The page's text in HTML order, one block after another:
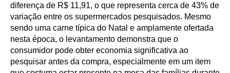
diferença de R$ 11,91, o que representa cerca de 43% de
variação entre os supermercados pesquisados. Mesmo
sendo uma carne típica do Natal e amplamente ofertada
nesta época, o levantamento demonstra que o
consumidor pode obter economia significativa ao
pesquisar antes da compra, especialmente em um item